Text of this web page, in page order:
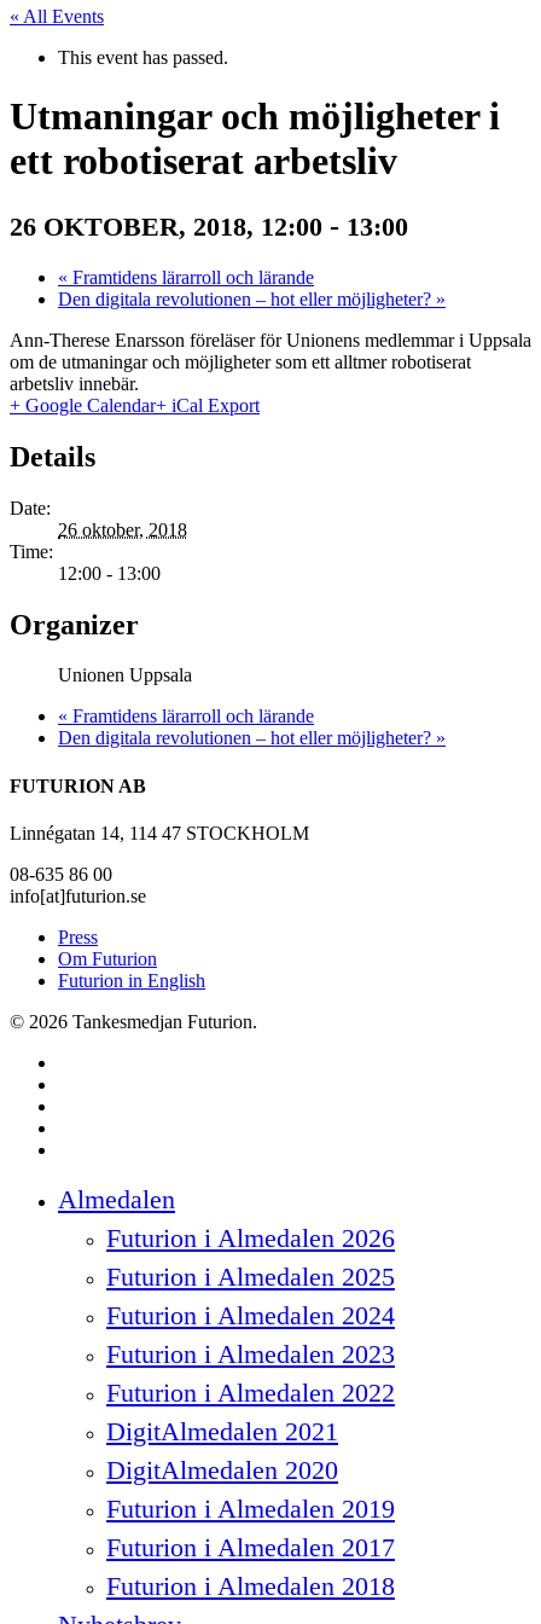
« All Events
This event has passed.
Utmaningar och möjligheter i
ett robotiserat arbetsliv
26 OKTOBER, 2018, 12:00 - 13:00
« Framtidens lärarroll och lärande
Den digitala revolutionen – hot eller möjligheter? »
Ann-Therese Enarsson föreläser för Unionens medlemmar i Uppsala
om de utmaningar och möjligheter som ett alltmer robotiserat
arbetsliv innebär.
+ Google Calendar+ iCal Export
Details
Date:
26 oktober, 2018
Time:
12:00 - 13:00
Organizer
Unionen Uppsala
« Framtidens lärarroll och lärande
Den digitala revolutionen – hot eller möjligheter? »
FUTURION AB
Linnégatan 14, 114 47 STOCKHOLM
08-635 86 00
info[at]futurion.se
Press
Om Futurion
Futurion in English
© 2026 Tankesmedjan Futurion.
Menu
Almedalen
Futurion i Almedalen 2026
Futurion i Almedalen 2025
Futurion i Almedalen 2024
Futurion i Almedalen 2023
Futurion i Almedalen 2022
DigitAlmedalen 2021
DigitAlmedalen 2020
Futurion i Almedalen 2019
Futurion i Almedalen 2017
Futurion i Almedalen 2018